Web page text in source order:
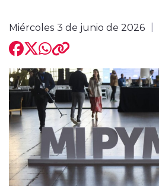
Miércoles 3 de junio de 2026